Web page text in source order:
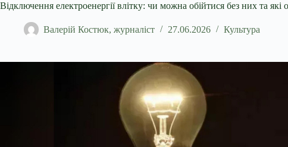
Відключення електроенергії влітку: чи можна обійтися без них та
Валерій Костюк, журналіст 27.06.2026 Культура